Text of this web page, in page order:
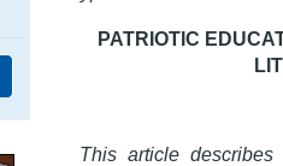
PATRIOTIC
This article